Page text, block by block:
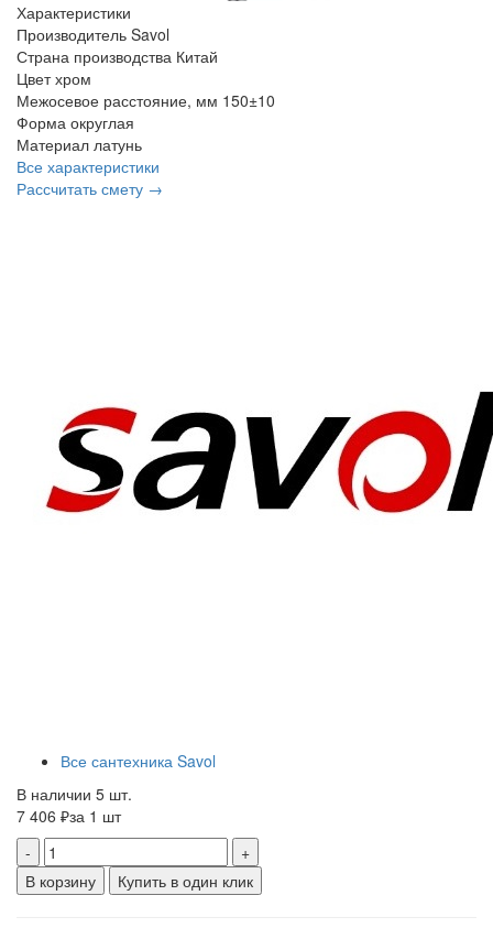
Характеристики
Производитель Savol
Страна производства Китай
Цвет хром
Межосевое расстояние, мм 150±10
Форма округлая
Материал латунь
Все характеристики
Рассчитать смету →
Все сантехника Savol
В наличии 5 шт.
7 406 ₽за 1 шт
-
+
В корзину
Купить в один клик